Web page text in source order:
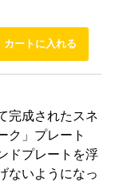
完成されたスネ
ク」プレート
ドプレートを浮
ないようになっ